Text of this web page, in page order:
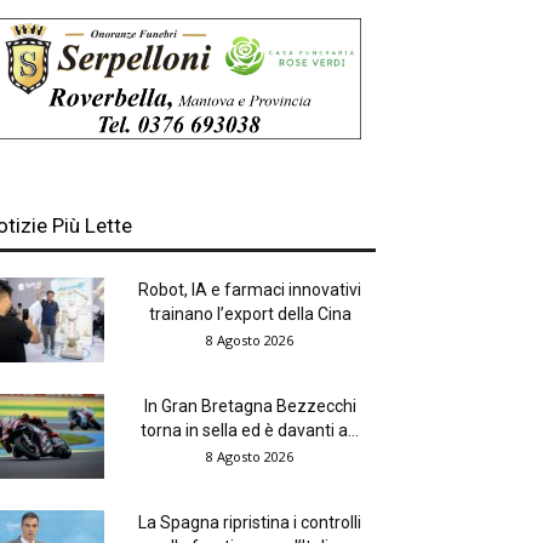
Più Lette
Robot, IA e farmaci innovativi
trainano l’export della Cina
8 Agosto 2026
In Gran Bretagna Bezzecchi
torna in sella ed è davanti a...
8 Agosto 2026
La Spagna ripristina i controlli